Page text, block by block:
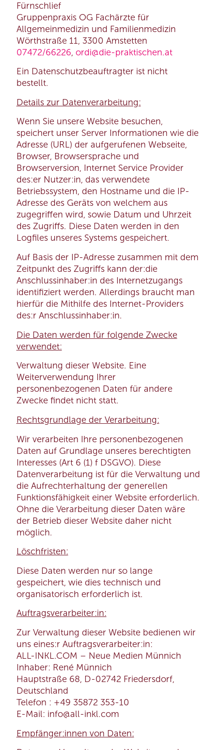
Fürnschlief
Gruppenpraxis OG Fachärzte für
Allgemeinmedizin und Familienmedizin
Wörthstraße 11, 3300 Amstetten
07472/66226, ordi@die-praktischen.at
Ein Datenschutzbeauftragter ist nicht
bestellt.
Details zur Datenverarbeitung:
Wenn Sie unsere Website besuchen,
speichert unser Server Informationen wie die
Adresse (URL) der aufgerufenen Webseite,
Browser, Browsersprache und
Browserversion, Internet Service Provider
des:er Nutzer:in, das verwendete
Betriebssystem, den Hostname und die IP-
Adresse des Geräts von welchem aus
zugegriffen wird, sowie Datum und Uhrzeit
des Zugriffs. Diese Daten werden in den
Logfiles unseres Systems gespeichert.
Auf Basis der IP-Adresse zusammen mit dem
Zeitpunkt des Zugriffs kann der:die
Anschlussinhaber:in des Internetzugangs
identifiziert werden. Allerdings braucht man
hierfür die Mithilfe des Internet-Providers
des:r Anschlussinhaber:in.
Die Daten werden für folgende Zwecke
verwendet:
Verwaltung dieser Website. Eine
Weiterverwendung Ihrer
personenbezogenen Daten für andere
Zwecke findet nicht statt.
Rechtsgrundlage der Verarbeitung:
Wir verarbeiten Ihre personenbezogenen
Daten auf Grundlage unseres berechtigten
Interesses (Art 6 (1) f DSGVO). Diese
Datenverarbeitung ist für die Verwaltung und
die Aufrechterhaltung der generellen
Funktionsfähigkeit einer Website erforderlich.
Ohne die Verarbeitung dieser Daten wäre
der Betrieb dieser Website daher nicht
möglich.
Löschfristen:
Diese Daten werden nur so lange
gespeichert, wie dies technisch und
organisatorisch erforderlich ist.
Auftragsverarbeiter:in:
Zur Verwaltung dieser Website bedienen wir
uns eines:r Auftragsverarbeiter:in:
ALL-INKL.COM – Neue Medien Münnich
Inhaber: René Münnich
Hauptstraße 68, D-02742 Friedersdorf,
Deutschland
Telefon : +49 35872 353-10
E-Mail: info@all-inkl.com
Empfänger:innen von Daten: